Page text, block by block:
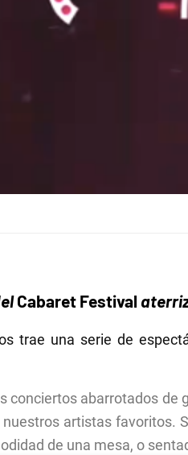
Cabaret Festival
trae una serie de
conciertos abarrotados de
artistas favoritos.
de una mesa, o